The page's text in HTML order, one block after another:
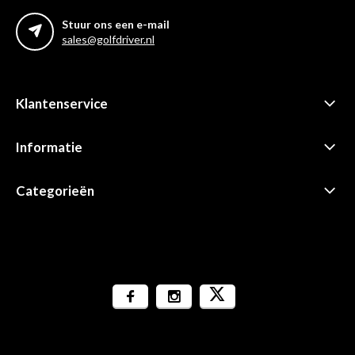
Stuur ons een e-mail
sales@golfdriver.nl
Klantenservice
Informatie
Categorieën